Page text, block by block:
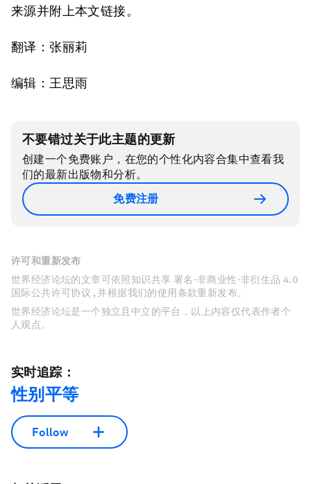
来源并附上本文链接。
翻译：张丽莉
编辑：王思雨
不要错过关于此主题的更新
创建一个免费账户，在您的个性化内容合集中查看我
们的最新出版物和分析。
免费注册
许可和重新发布
世界经济论坛的文章可依照知识共享 署名-非商业性-非衍生品 4.0
国际公共许可协议 , 并根据我们的使用条款重新发布。
世界经济论坛是一个独立且中立的平台，以上内容仅代表作者个
人观点。
实时追踪：
性别平等
Follow